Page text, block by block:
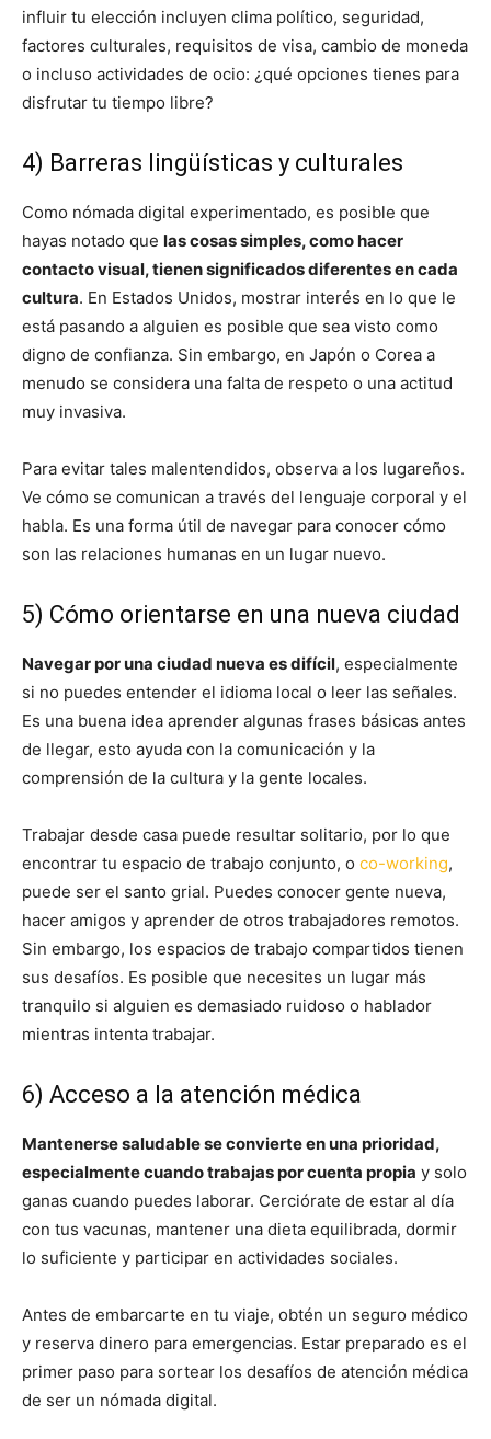
influir tu elección incluyen clima político, seguridad,
factores culturales, requisitos de visa, cambio de moneda
o incluso actividades de ocio: ¿qué opciones tienes para
disfrutar tu tiempo libre?
4) Barreras lingüísticas y culturales
Como nómada digital experimentado, es posible que
hayas notado que las cosas simples, como hacer
contacto visual, tienen significados diferentes en cada
cultura. En Estados Unidos, mostrar interés en lo que le
está pasando a alguien es posible que sea visto como
digno de confianza. Sin embargo, en Japón o Corea a
menudo se considera una falta de respeto o una actitud
muy invasiva.
Para evitar tales malentendidos, observa a los lugareños.
Ve cómo se comunican a través del lenguaje corporal y el
habla. Es una forma útil de navegar para conocer cómo
son las relaciones humanas en un lugar nuevo.
5) Cómo orientarse en una nueva ciudad
Navegar por una ciudad nueva es difícil, especialmente
si no puedes entender el idioma local o leer las señales.
Es una buena idea aprender algunas frases básicas antes
de llegar, esto ayuda con la comunicación y la
comprensión de la cultura y la gente locales.
Trabajar desde casa puede resultar solitario, por lo que
encontrar tu espacio de trabajo conjunto, o co-working,
puede ser el santo grial. Puedes conocer gente nueva,
hacer amigos y aprender de otros trabajadores remotos.
Sin embargo, los espacios de trabajo compartidos tienen
sus desafíos. Es posible que necesites un lugar más
tranquilo si alguien es demasiado ruidoso o hablador
mientras intenta trabajar.
6) Acceso a la atención médica
Mantenerse saludable se convierte en una prioridad,
especialmente cuando trabajas por cuenta propia y solo
ganas cuando puedes laborar. Cerciórate de estar al día
con tus vacunas, mantener una dieta equilibrada, dormir
lo suficiente y participar en actividades sociales.
Antes de embarcarte en tu viaje, obtén un seguro médico
y reserva dinero para emergencias. Estar preparado es el
primer paso para sortear los desafíos de atención médica
de ser un nómada digital.